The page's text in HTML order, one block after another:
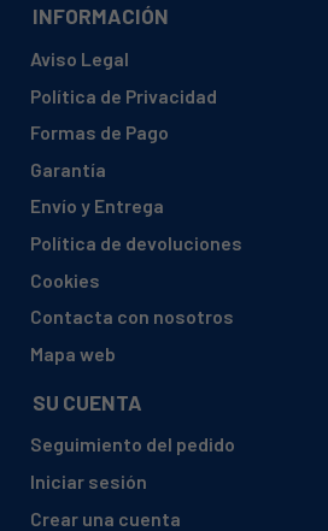
INFORMACIÓN
Aviso Legal
Política de Privacidad
Formas de Pago
Garantía
Envío y Entrega
Política de devoluciones
Cookies
Contacta con nosotros
Mapa web
SU CUENTA
Seguimiento del pedido
Iniciar sesión
Crear una cuenta